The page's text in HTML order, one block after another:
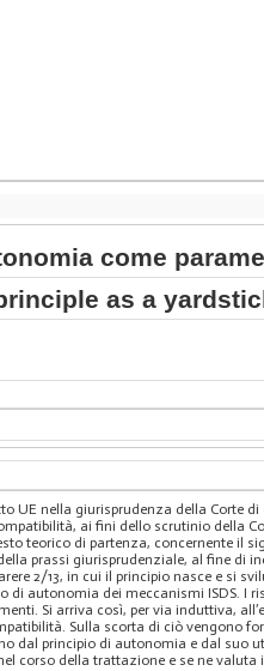
come
as a
UE nella giurisprudenza della Corte
ai fini dello scrutinio della
teorico di partenza, concernente il
prassi giurisprudenziale, al fine
2/13, in cui il principio nasce e si
di autonomia dei meccanismi ISDS.
Si arriva così, per via induttiva,
Sulla scorta di ciò vengono
dal principio di autonomia e dal suo
corso della trattazione e se ne